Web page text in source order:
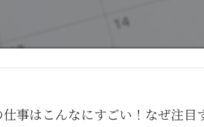
事はこんなにすごい！なぜ注目